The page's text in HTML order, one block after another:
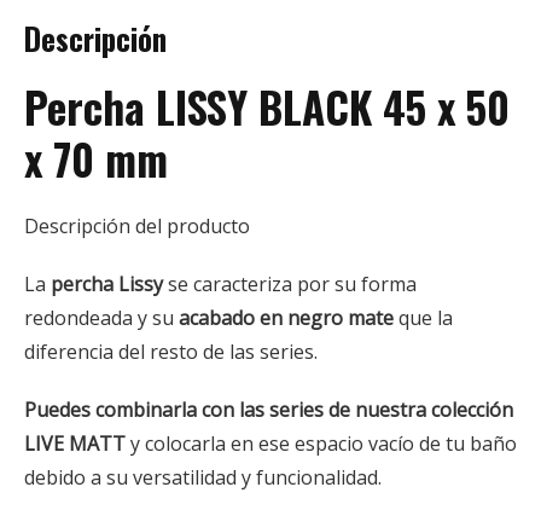
Descripción
Percha LISSY BLACK 45 x 50
x 70 mm
Descripción del producto
La percha Lissyse caracteriza por su forma
redondeada y su acabado en negro mateque la
diferencia del resto de las series.
Puedes combinarla con las series de nuestra colección
LIVE MATTy colocarla en ese espacio vacío de tu baño
debido a su versatilidad y funcionalidad.